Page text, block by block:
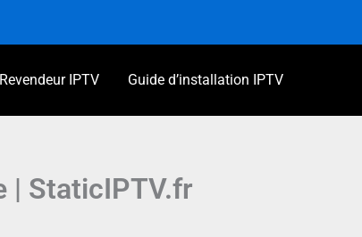
Revendeur IPTV Guide d’installation IPTV
| StaticIPTV.fr